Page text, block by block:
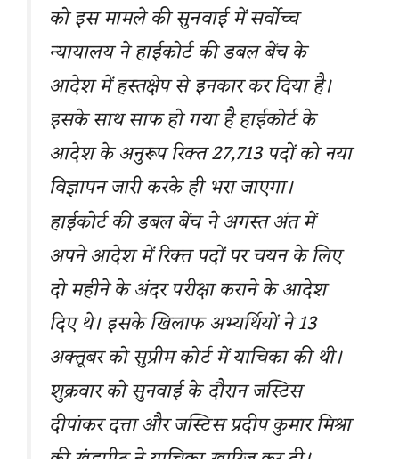
को इस मामले की सुनवाई में सर्वोच्च
न्यायालय ने हाईकोर्ट की डबल बेंच के
आदेश में हस्तक्षेप से इनकार कर दिया है।
इसके साथ साफ हो गया है हाईकोर्ट के
आदेश के अनुरूप रिक्त 27,713 पदों को नया
विज्ञापन जारी करके ही भरा जाएगा।
हाईकोर्ट की डबल बेंच ने अगस्त अंत में
अपने आदेश में रिक्त पदों पर चयन के लिए
दो महीने के अंदर परीक्षा कराने के आदेश
दिए थे। इसके खिलाफ अभ्यर्थियों ने 13
अक्तूबर को सुप्रीम कोर्ट में याचिका की थी।
शुक्रवार को सुनवाई के दौरान जस्टिस
दीपांकर दत्ता और जस्टिस प्रदीप कुमार मिश्रा